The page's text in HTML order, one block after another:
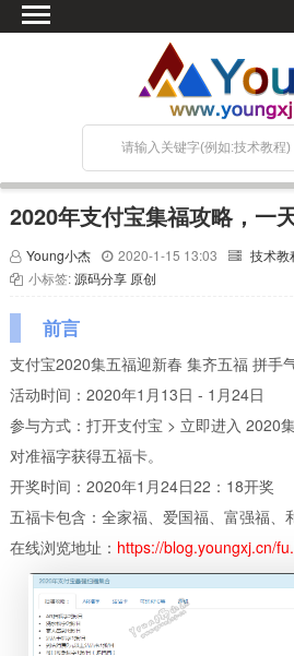
网站搭建
关于Blog
宝塔面板
2020年支付宝集福攻略，一
Young小杰 2020-1-15 13:03 技术教
小标签:源码分享 原创
前言
支付宝2020集五福迎新春 集齐五福 拼手
活动时间：2020年1月13日 - 1月24日
参与方式：打开支付宝 > 立即进入 2020
对准福字获得五福卡。
开奖时间：2020年1月24日22：18开奖
五福卡包含：全家福、爱国福、富强福、
在线浏览地址： https://blog.youngxj.cn/